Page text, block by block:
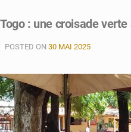
Gardiens
la
forgent
la
Paix
à
Atakpamé
Togo : une croisade verte
POSTED ON 30 MAI 2025